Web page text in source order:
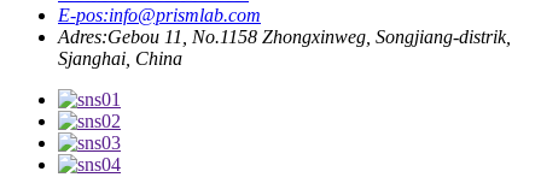
E-pos:info@prismlab.com
Adres:Gebou 11, No.1158 Zhongxinweg, Songjiang-distrik,
Sjanghai, China